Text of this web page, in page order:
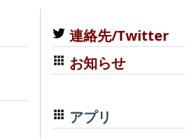
連絡先/Twitter
お知らせ
アプリ